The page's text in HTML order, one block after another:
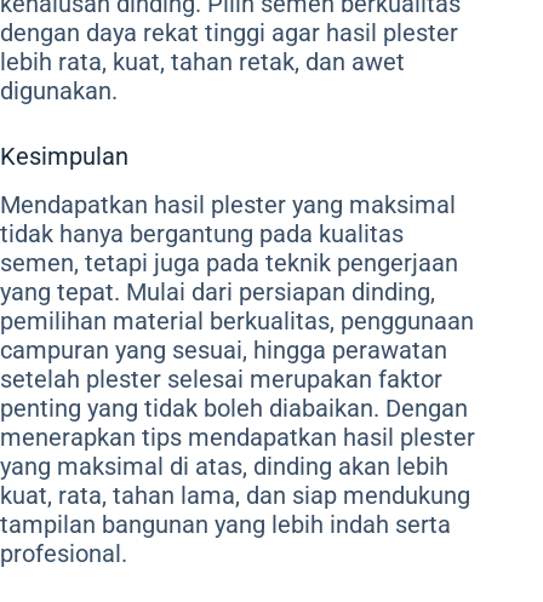
dengan daya rekat tinggi agar hasil plester
lebih rata, kuat, tahan retak, dan awet
digunakan.
Kesimpulan
Mendapatkan hasil plester yang maksimal
tidak hanya bergantung pada kualitas
semen, tetapi juga pada teknik pengerjaan
yang tepat. Mulai dari persiapan dinding,
pemilihan material berkualitas, penggunaan
campuran yang sesuai, hingga perawatan
setelah plester selesai merupakan faktor
penting yang tidak boleh diabaikan. Dengan
menerapkan tips mendapatkan hasil plester
yang maksimal di atas, dinding akan lebih
kuat, rata, tahan lama, dan siap mendukung
tampilan bangunan yang lebih indah serta
profesional.